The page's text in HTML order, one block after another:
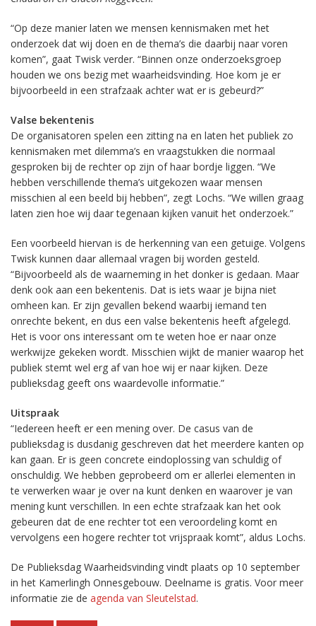
“Op deze manier laten we mensen kennismaken met het
onderzoek dat wij doen en de thema’s die daarbij naar voren
komen”, gaat Twisk verder. “Binnen onze onderzoeksgroep
houden we ons bezig met waarheidsvinding. Hoe kom je er
bijvoorbeeld in een strafzaak achter wat er is gebeurd?”
Valse bekentenis
De organisatoren spelen een zitting na en laten het publiek zo
kennismaken met dilemma’s en vraagstukken die normaal
gesproken bij de rechter op zijn of haar bordje liggen. “We
hebben verschillende thema’s uitgekozen waar mensen
misschien al een beeld bij hebben”, zegt Lochs. “We willen graag
laten zien hoe wij daar tegenaan kijken vanuit het onderzoek.”
Een voorbeeld hiervan is de herkenning van een getuige. Volgens
Twisk kunnen daar allemaal vragen bij worden gesteld.
“Bijvoorbeeld als de waarneming in het donker is gedaan. Maar
denk ook aan een bekentenis. Dat is iets waar je bijna niet
omheen kan. Er zijn gevallen bekend waarbij iemand ten
onrechte bekent, en dus een valse bekentenis heeft afgelegd.
Het is voor ons interessant om te weten hoe er naar onze
werkwijze gekeken wordt. Misschien wijkt de manier waarop het
publiek stemt wel erg af van hoe wij er naar kijken. Deze
publieksdag geeft ons waardevolle informatie.”
Uitspraak
“Iedereen heeft er een mening over. De casus van de
publieksdag is dusdanig geschreven dat het meerdere kanten op
kan gaan. Er is geen concrete eindoplossing van schuldig of
onschuldig. We hebben geprobeerd om er allerlei elementen in
te verwerken waar je over na kunt denken en waarover je van
mening kunt verschillen. In een echte strafzaak kan het ook
gebeuren dat de ene rechter tot een veroordeling komt en
vervolgens een hogere rechter tot vrijspraak komt”, aldus Lochs.
De Publieksdag Waarheidsvinding vindt plaats op 10 september
in het Kamerlingh Onnesgebouw. Deelname is gratis. Voor meer
informatie zie de agenda van Sleutelstad.